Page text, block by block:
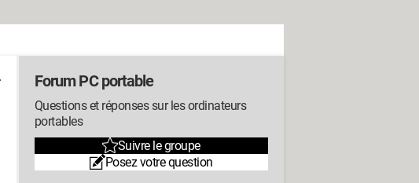
Forum PC portable
Questions et réponses sur les ordinateurs
portables
Suivre le groupe
Posez votre question